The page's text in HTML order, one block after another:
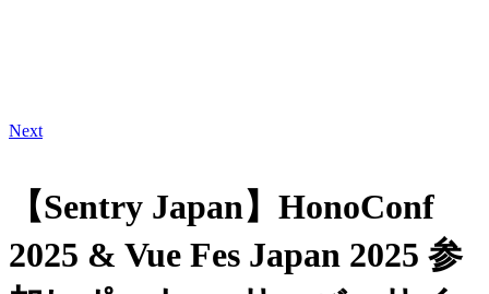
Next
【Sentry Japan】HonoConf
2025 & Vue Fes Japan 2025 参